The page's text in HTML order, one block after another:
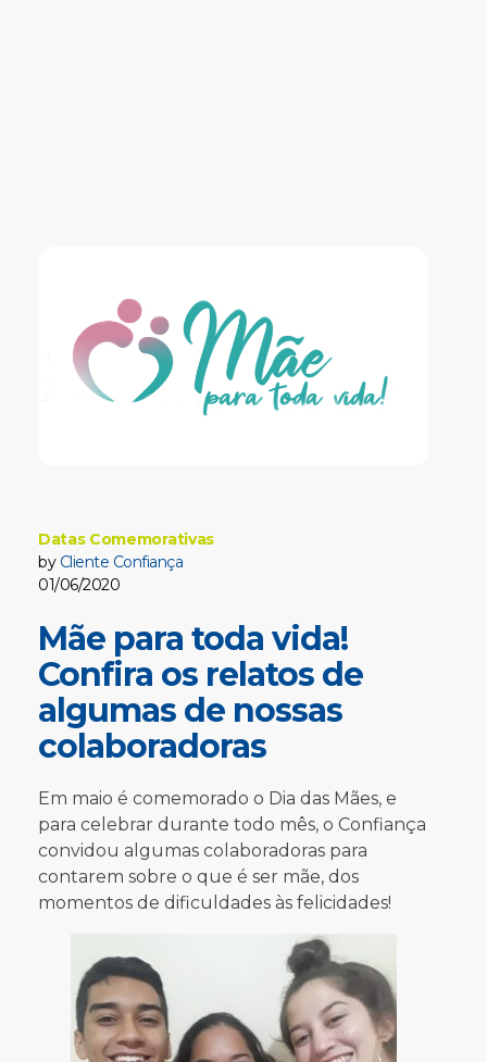
Mãe para toda vida!
Confira os relatos de
algumas de nossas
colaboradoras
01/06/2020
by Cliente Confiança
Datas Comemorativas
Em maio é comemorado o Dia das Mães, e
para celebrar durante todo mês, o Confiança
convidou algumas colaboradoras para
contarem sobre o que é ser mãe, dos
momentos de dificuldades às felicidades!